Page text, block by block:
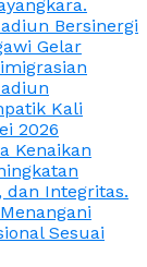
Bersinergi
Gelar
Kali
2026
Kenaikan
dan Integritas.
Sesuai